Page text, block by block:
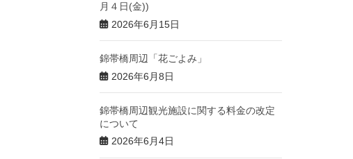
月４日(金))
2026年6月15日
錦帯橋周辺「花ごよみ」
2026年6月8日
錦帯橋周辺観光施設に関する料金の改定
について
2026年6月4日